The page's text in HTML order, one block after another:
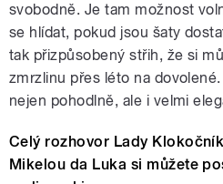
svobodně. Je tam možnost
se hlídat, pokud jsou šaty
tak přizpůsobený střih, že si
zmrzlinu přes léto na
nejen pohodlně, ale i velmi
Celý rozhovor Lady
Mikelou da Luka si můžete